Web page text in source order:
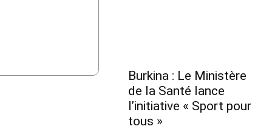
Burkina : Le Ministère
de la Santé lance
l’initiative « Sport pour
tous »